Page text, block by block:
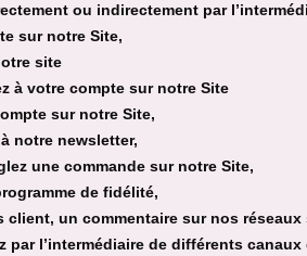
ou indirectement par
sur notre Site,
site
à votre compte sur notre Site
sur notre Site,
notre newsletter,
une commande sur notre Site,
de fidélité,
client, un commentaire sur nos
par l’intermédiaire de différents